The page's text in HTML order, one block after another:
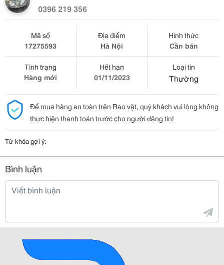
0396 219 356
Mã số
17275593
Địa điểm
Hà Nội
Hình thức
Cần bán
Tình trạng
Hàng mới
Hết hạn
01/11/2023
Loại tin
Thường
Để mua hàng an toàn trên Rao vặt, quý khách vui lòng không
thực hiện thanh toán trước cho người đăng tin!
Từ khóa gợi ý:
Bình luận